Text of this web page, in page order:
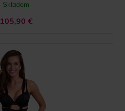
Skladom
105,90 €